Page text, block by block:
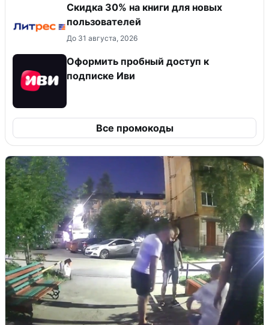
Скидка 30% на книги для новых
пользователей
До 31 августа, 2026
Оформить пробный доступ к
подписке Иви
Все промокоды